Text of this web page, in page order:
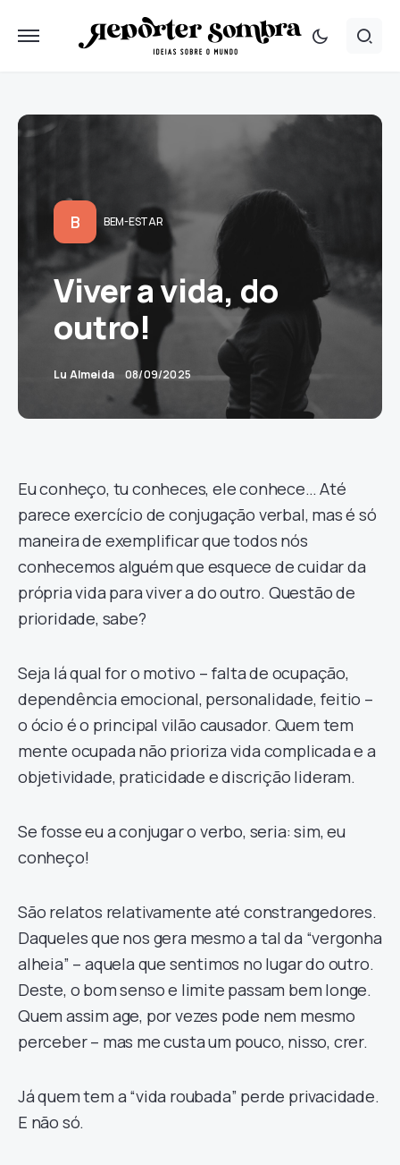
B BEM-ESTAR
Viver a vida, do
outro!
Lu Almeida 08/09/2025
Eu conheço, tu conheces, ele conhece… Até
parece exercício de conjugação verbal, mas é só
maneira de exemplificar que todos nós
conhecemos alguém que esquece de cuidar da
própria vida para viver a do outro. Questão de
prioridade, sabe?
Seja lá qual for o motivo – falta de ocupação,
dependência emocional, personalidade, feitio –
o ócio é o principal vilão causador. Quem tem
mente ocupada não prioriza vida complicada e a
objetividade, praticidade e discrição lideram.
Se fosse eu a conjugar o verbo, seria: sim, eu
conheço!
São relatos relativamente até constrangedores.
Daqueles que nos gera mesmo a tal da “vergonha
alheia” – aquela que sentimos no lugar do outro.
Deste, o bom senso e limite passam bem longe.
Quem assim age, por vezes pode nem mesmo
perceber – mas me custa um pouco, nisso, crer.
Já quem tem a “vida roubada” perde privacidade.
E não só.